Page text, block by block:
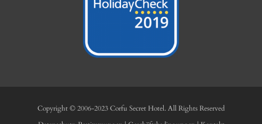
We had a shaky start to our week's stay, but could not have been met with nicer,
more eager to please staff who made every effort to get us back on track. We arrived
day out on the beach. The room is well appointed, beds are super comfortable. The
Copyright © 2006-2023 Corfu Secret Hotel. All Rights Reserved